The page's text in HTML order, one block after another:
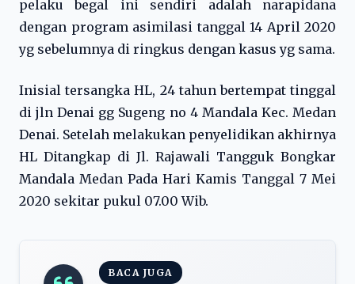
pelaku begal ini sendiri adalah narapidana
dengan program asimilasi tanggal 14 April 2020
yg sebelumnya di ringkus dengan kasus yg sama.
Inisial tersangka HL, 24 tahun bertempat tinggal
di jln Denai gg Sugeng no 4 Mandala Kec. Medan
Denai. Setelah melakukan penyelidikan akhirnya
HL Ditangkap di Jl. Rajawali Tangguk Bongkar
Mandala Medan Pada Hari Kamis Tanggal 7 Mei
2020 sekitar pukul 07.00 Wib.
BACA JUGA